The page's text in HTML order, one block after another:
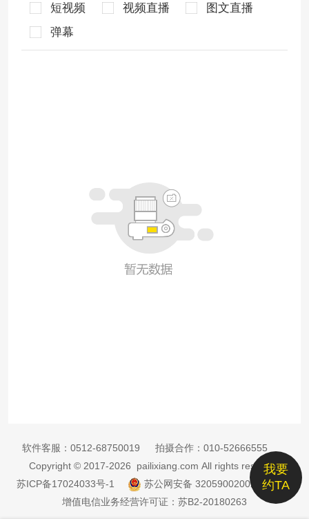
短视频 视频直播
图文直播
弹幕
我要
约TA
软件客服： 0512-68750019 拍摄合作： 010-52666555
Copyright © 2017-2026 pailixiang.com All rights reserved
苏ICP备17024033号-1
苏公网安备 32059002002885号
增值电信业务经营许可证：苏B2-20180263